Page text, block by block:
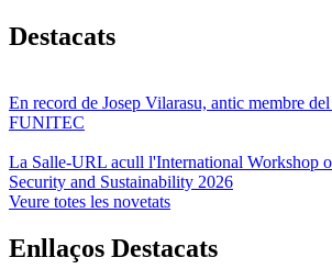
Destacats
En record de Josep Vilarasu, antic membre
FUNITEC
La Salle-URL acull l'International Workshop
Security and Sustainability 2026
Veure totes les novetats
Enllaços Destacats